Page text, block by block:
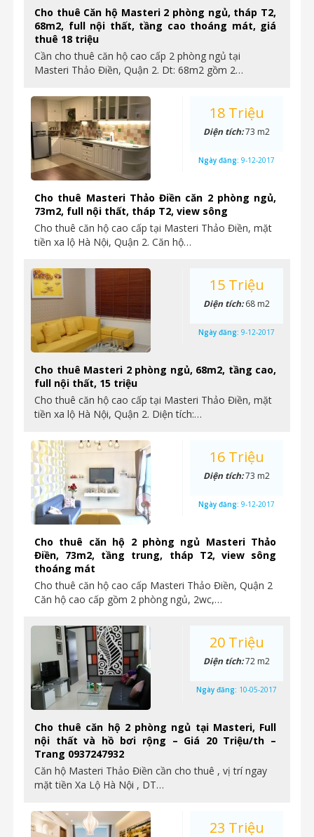
Cho thuê Căn hộ Masteri 2 phòng ngủ, tháp T2,
68m2, full nội thất, tầng cao thoáng mát, giá
thuê 18 triệu
Cần cho thuê căn hộ cao cấp 2 phòng ngủ tại
Masteri Thảo Điền, Quận 2. Dt: 68m2 gồm 2…
Cho thuê Masteri Thảo Điền căn 2 phòng ngủ,
73m2, full nội thất, tháp T2, view sông
Cho thuê căn hộ cao cấp tại Masteri Thảo Điền, mặt
tiền xa lộ Hà Nội, Quận 2. Căn hộ…
18 Triệu
Diện tích:73 m2
Ngày đăng: 9-12-2017
Cho thuê Masteri 2 phòng ngủ, 68m2, tầng cao,
full nội thất, 15 triệu
Cho thuê căn hộ cao cấp tại Masteri Thảo Điền, mặt
tiền xa lộ Hà Nội, Quận 2. Diện tích:…
15 Triệu
Diện tích:68 m2
Ngày đăng: 9-12-2017
Cho thuê căn hộ 2 phòng ngủ Masteri Thảo
Điền, 73m2, tầng trung, tháp T2, view sông
thoáng mát
Cho thuê căn hộ cao cấp Masteri Thảo Điền, Quận 2
Căn hộ cao cấp gồm 2 phòng ngủ, 2wc,…
16 Triệu
Diện tích:73 m2
Ngày đăng: 9-12-2017
Cho thuê căn hộ 2 phòng ngủ tại Masteri, Full
nội thất và hồ bơi rộng – Giá 20 Triệu/th –
Trang 0937247932
Căn hộ Masteri Thảo Điền cần cho thuê , vị trí ngay
mặt tiền Xa Lộ Hà Nội , DT…
20 Triệu
Diện tích:72 m2
Ngày đăng: 10-05-2017
23 Triệu